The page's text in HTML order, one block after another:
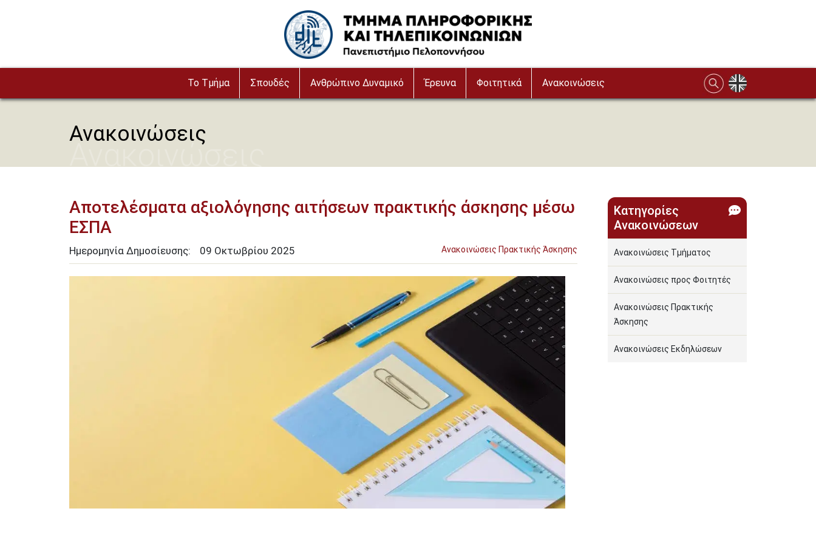
Image
Το Τμήμα Σπουδές Ανθρώπινο Δυναμικό Έρευνα Φοιτητικά Ανακοινώσεις
Ανακοινώσεις
Ανακοινώσεις
Αποτελέσματα αξιολόγησης αιτήσεων πρακτικής άσκησης μέσω
ΕΣΠΑ
Ανακοινώσεις Πρακτικής Άσκησης
Ημερομηνία Δημοσίευσης: 09 Οκτωβρίου 2025
Κατηγορίες
Ανακοινώσεων
Ανακοινώσεις Τμήματος
Ανακοινώσεις προς Φοιτητές
Ανακοινώσεις Πρακτικής
Άσκησης
Ανακοινώσεις Εκδηλώσεων